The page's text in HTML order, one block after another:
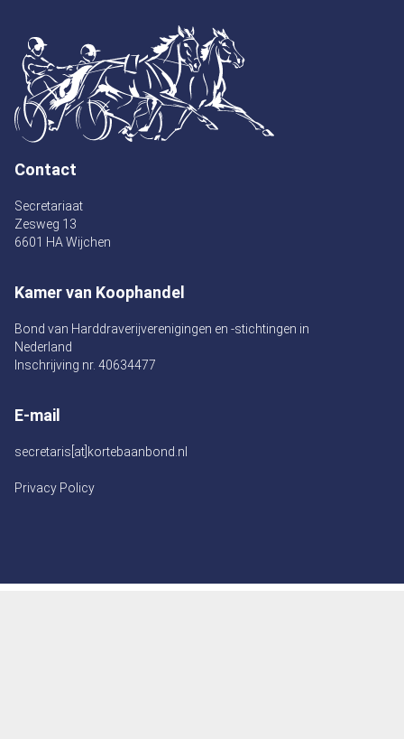
Contact
Secretariaat
Zesweg 13
6601 HA Wijchen
Kamer van Koophandel
Bond van Harddraverijverenigingen en -stichtingen in
Nederland
Inschrijving nr. 40634477
E-mail
secretaris[at]kortebaanbond.nl
Privacy Policy